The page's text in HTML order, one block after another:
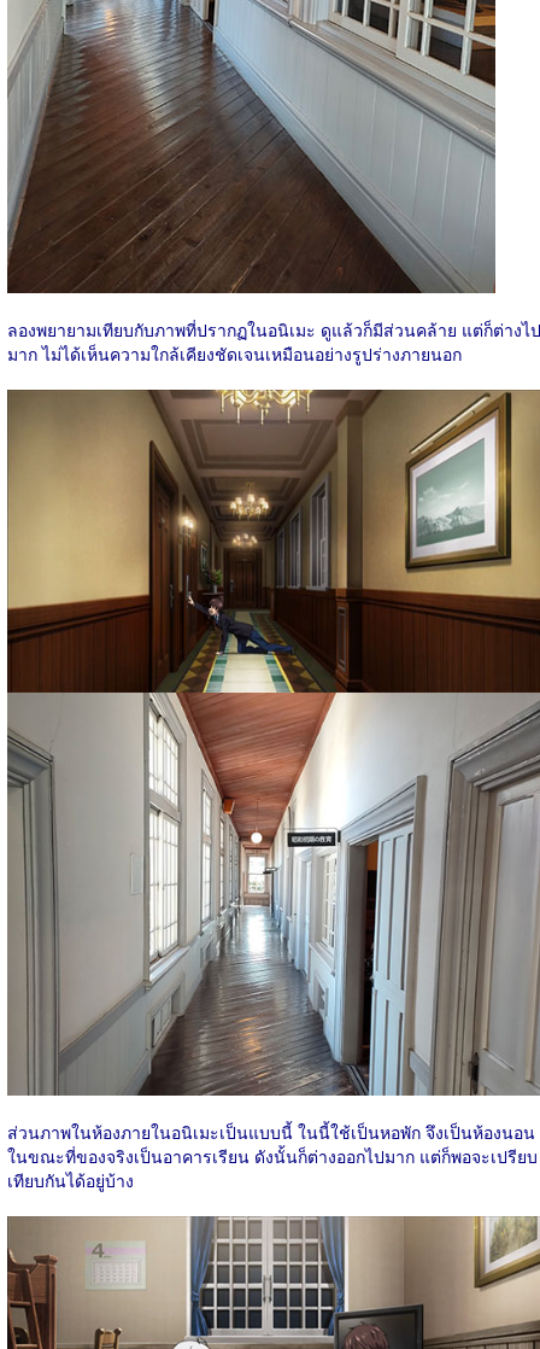
ลองพยายามเทียบกับภาพที่ปรากฏในอนิเมะ ดูแล้วก็มีส่วนคล้าย แต่ก็ต่างไป
มาก ไม่ได้เห็นความใกล้เคียงชัดเจนเหมือนอย่างรูปร่างภายนอก
ส่วนภาพในห้องภายในอนิเมะเป็นแบบนี้ ในนี้ใช้เป็นหอพัก จึงเป็นห้องนอน
ในขณะที่ของจริงเป็นอาคารเรียน ดังนั้นก็ต่างออกไปมาก แต่ก็พอจะเปรียบ
เทียบกันได้อยู่บ้าง